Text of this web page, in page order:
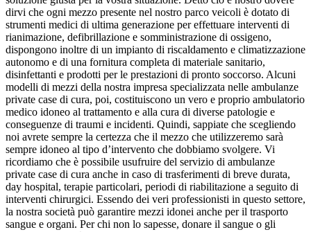
dirvi che ogni mezzo presente nel nostro parco veicoli è dotato di
strumenti medici di ultima generazione per effettuare interventi di
rianimazione, defibrillazione e somministrazione di ossigeno,
dispongono inoltre di un impianto di riscaldamento e climatizzazione
autonomo e di una fornitura completa di materiale sanitario,
disinfettanti e prodotti per le prestazioni di pronto soccorso. Alcuni
modelli di mezzi della nostra impresa specializzata nelle ambulanze
private case di cura, poi, costituiscono un vero e proprio ambulatorio
medico idoneo al trattamento e alla cura di diverse patologie e
conseguenze di traumi e incidenti. Quindi, sappiate che scegliendo
noi avrete sempre la certezza che il mezzo che utilizzeremo sarà
sempre idoneo al tipo d’intervento che dobbiamo svolgere. Vi
ricordiamo che è possibile usufruire del servizio di ambulanze
private case di cura anche in caso di trasferimenti di breve durata,
day hospital, terapie particolari, periodi di riabilitazione a seguito di
interventi chirurgici. Essendo dei veri professionisti in questo settore,
la nostra società può garantire mezzi idonei anche per il trasporto
sangue e organi. Per chi non lo sapesse, donare il sangue o gli